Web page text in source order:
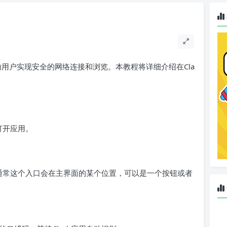
户实现安全的网络连接和浏览。本教程将详细介绍在Cla
应用。
这个入口会在主界面的某个位置，可以是一个按钮或者